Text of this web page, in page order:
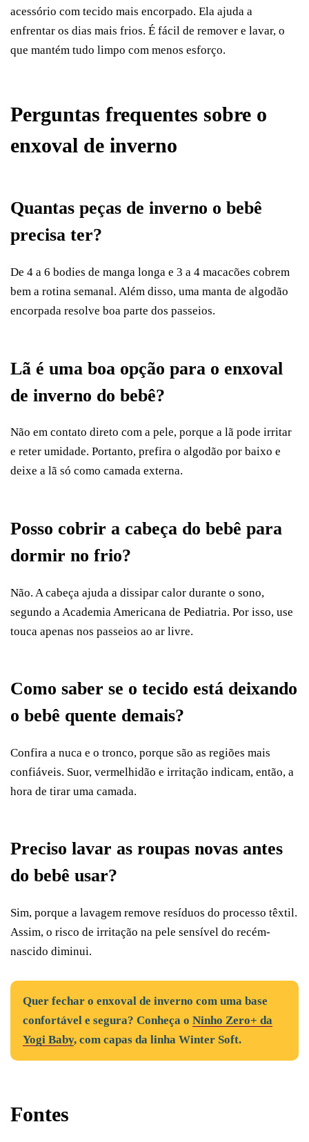
acessório com tecido mais encorpado. Ela ajuda a
enfrentar os dias mais frios. É fácil de remover e lavar, o
que mantém tudo limpo com menos esforço.
Perguntas frequentes sobre o
enxoval de inverno
Quantas peças de inverno o bebê
precisa ter?
De 4 a 6 bodies de manga longa e 3 a 4 macacões cobrem
bem a rotina semanal. Além disso, uma manta de algodão
encorpada resolve boa parte dos passeios.
Lã é uma boa opção para o enxoval
de inverno do bebê?
Não em contato direto com a pele, porque a lã pode irritar
e reter umidade. Portanto, prefira o algodão por baixo e
deixe a lã só como camada externa.
Posso cobrir a cabeça do bebê para
dormir no frio?
Não. A cabeça ajuda a dissipar calor durante o sono,
segundo a Academia Americana de Pediatria. Por isso, use
touca apenas nos passeios ao ar livre.
Como saber se o tecido está deixando
o bebê quente demais?
Confira a nuca e o tronco, porque são as regiões mais
confiáveis. Suor, vermelhidão e irritação indicam, então, a
hora de tirar uma camada.
Preciso lavar as roupas novas antes
do bebê usar?
Sim, porque a lavagem remove resíduos do processo têxtil.
Assim, o risco de irritação na pele sensível do recém-
nascido diminui.
Quer fechar o enxoval de inverno com uma base
confortável e segura? Conheça o Ninho Zero+ da
Yogi Baby, com capas da linha Winter Soft.
Fontes